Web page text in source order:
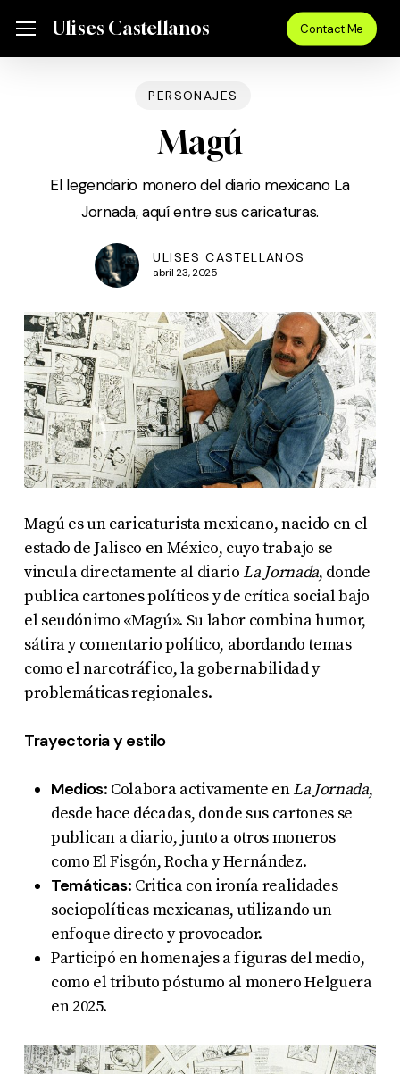
MenuUlises Castellanos Contact Me
PERSONAJES
Magú
El legendario monero del diario mexicano La
Jornada, aquí entre sus caricaturas.
ULISES CASTELLANOS
abril 23, 2025
Magú es un caricaturista mexicano, nacido en el
estado de Jalisco en México, cuyo trabajo se
vincula directamente al diario La Jornada, donde
publica cartones políticos y de crítica social bajo
el seudónimo «Magú». Su labor combina humor,
sátira y comentario político, abordando temas
como el narcotráfico, la gobernabilidad y
problemáticas regionales.
Trayectoria y estilo
Medios: Colabora activamente enLa Jornada,
desde hace décadas, donde sus cartones se
publican a diario, junto a otros moneros
como El Fisgón, Rocha y Hernández.
Temáticas: Critica con ironía realidades
sociopolíticas mexicanas, utilizando un
enfoque directo y provocador.
Participó en homenajes a figuras del medio,
como el tributo póstumo al monero Helguera
en 2025.